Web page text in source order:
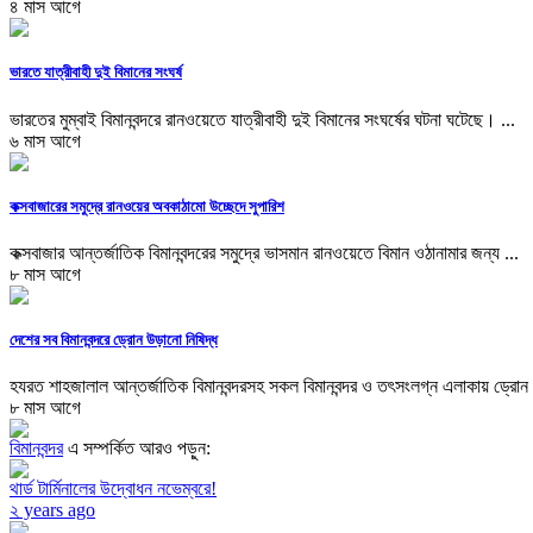
৪ মাস আগে
ভারতে যাত্রীবাহী দুই বিমানের সংঘর্ষ
ভারতের মুম্বাই বিমানবন্দরে রানওয়েতে যাত্রীবাহী দুই বিমানের সংঘর্ষের ঘটনা ঘটেছে। ...
৬ মাস আগে
কক্সবাজারের সমুদ্রে রানওয়ের অবকাঠামো উচ্ছেদে সুপারিশ
কক্সবাজার আন্তর্জাতিক বিমানবন্দরের সমুদ্রে ভাসমান রানওয়েতে বিমান ওঠানামার জন্য ...
৮ মাস আগে
দেশের সব বিমানবন্দরে ড্রোন উড়ানো নিষিদ্ধ
হযরত শাহজালাল আন্তর্জাতিক বিমানবন্দরসহ সকল বিমানবন্দর ও তৎসংলগ্ন এলাকায়
৮ মাস আগে
বিমানবন্দরএ সম্পর্কিত আরও পড়ুন:
থার্ড টার্মিনালের উদ্বোধন নভেম্বরে!
২ years ago